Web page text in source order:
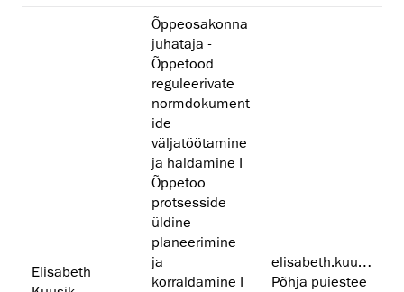
Elisabeth
Õppeosakonna
juhataja -
Õppetööd
reguleerivate
normdokument
ide
väljatöötamine
ja haldamine I
Õppetöö
protsesside
üldine
planeerimine
ja
korraldamine I
elisabeth.kuusik@artun.ee
Põhja puiestee